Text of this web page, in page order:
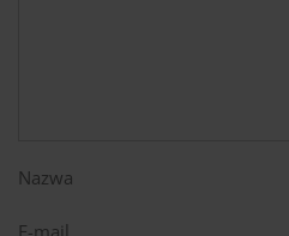
Nazwa
E-mail